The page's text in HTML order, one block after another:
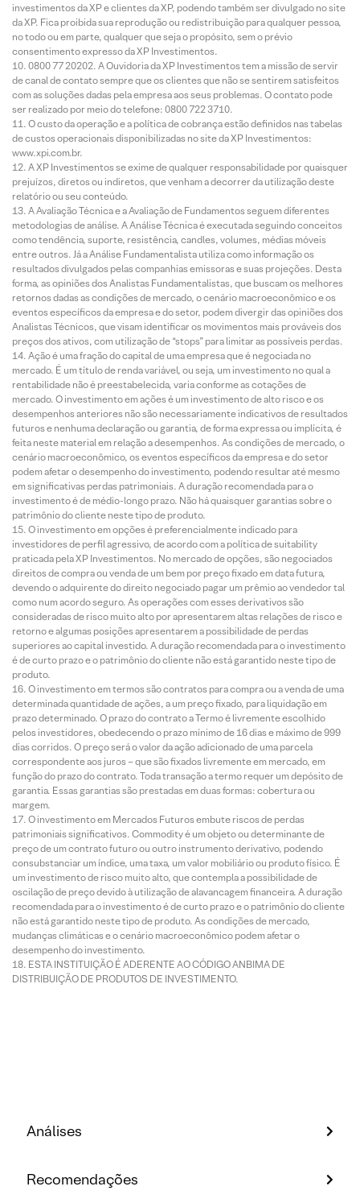
investimentos da XP e clientes da XP, podendo também ser divulgado no site
da XP. Fica proibida sua reprodução ou redistribuição para qualquer pessoa,
no todo ou em parte, qualquer que seja o propósito, sem o prévio
consentimento expresso da XP Investimentos.
0800 77 20202. A Ouvidoria da XP Investimentos tem a missão de servir
de canal de contato sempre que os clientes que não se sentirem satisfeitos
com as soluções dadas pela empresa aos seus problemas. O contato pode
ser realizado por meio do telefone: 0800 722 3710.
O custo da operação e a política de cobrança estão definidos nas tabelas
de custos operacionais disponibilizadas no site da XP Investimentos:
www.xpi.com.br.
A XP Investimentos se exime de qualquer responsabilidade por quaisquer
prejuízos, diretos ou indiretos, que venham a decorrer da utilização deste
relatório ou seu conteúdo.
A Avaliação Técnica e a Avaliação de Fundamentos seguem diferentes
metodologias de análise. A Análise Técnica é executada seguindo conceitos
como tendência, suporte, resistência, candles, volumes, médias móveis
entre outros. Já a Análise Fundamentalista utiliza como informação os
resultados divulgados pelas companhias emissoras e suas projeções. Desta
forma, as opiniões dos Analistas Fundamentalistas, que buscam os melhores
retornos dadas as condições de mercado, o cenário macroeconômico e os
eventos específicos da empresa e do setor, podem divergir das opiniões dos
Analistas Técnicos, que visam identificar os movimentos mais prováveis dos
preços dos ativos, com utilização de “stops” para limitar as possíveis perdas.
Ação é uma fração do capital de uma empresa que é negociada no
mercado. É um título de renda variável, ou seja, um investimento no qual a
rentabilidade não é preestabelecida, varia conforme as cotações de
mercado. O investimento em ações é um investimento de alto risco e os
desempenhos anteriores não são necessariamente indicativos de resultados
futuros e nenhuma declaração ou garantia, de forma expressa ou implícita, é
feita neste material em relação a desempenhos. As condições de mercado, o
cenário macroeconômico, os eventos específicos da empresa e do setor
podem afetar o desempenho do investimento, podendo resultar até mesmo
em significativas perdas patrimoniais. A duração recomendada para o
investimento é de médio-longo prazo. Não há quaisquer garantias sobre o
patrimônio do cliente neste tipo de produto.
O investimento em opções é preferencialmente indicado para
investidores de perfil agressivo, de acordo com a política de suitability
praticada pela XP Investimentos. No mercado de opções, são negociados
direitos de compra ou venda de um bem por preço fixado em data futura,
devendo o adquirente do direito negociado pagar um prêmio ao vendedor tal
como num acordo seguro. As operações com esses derivativos são
consideradas de risco muito alto por apresentarem altas relações de risco e
retorno e algumas posições apresentarem a possibilidade de perdas
superiores ao capital investido. A duração recomendada para o investimento
é de curto prazo e o patrimônio do cliente não está garantido neste tipo de
produto.
O investimento em termos são contratos para compra ou a venda de uma
determinada quantidade de ações, a um preço fixado, para liquidação em
prazo determinado. O prazo do contrato a Termo é livremente escolhido
pelos investidores, obedecendo o prazo mínimo de 16 dias e máximo de 999
dias corridos. O preço será o valor da ação adicionado de uma parcela
correspondente aos juros – que são fixados livremente em mercado, em
função do prazo do contrato. Toda transação a termo requer um depósito de
garantia. Essas garantias são prestadas em duas formas: cobertura ou
margem.
O investimento em Mercados Futuros embute riscos de perdas
patrimoniais significativos. Commodity é um objeto ou determinante de
preço de um contrato futuro ou outro instrumento derivativo, podendo
consubstanciar um índice, uma taxa, um valor mobiliário ou produto físico. É
um investimento de risco muito alto, que contempla a possibilidade de
oscilação de preço devido à utilização de alavancagem financeira. A duração
recomendada para o investimento é de curto prazo e o patrimônio do cliente
não está garantido neste tipo de produto. As condições de mercado,
mudanças climáticas e o cenário macroeconômico podem afetar o
desempenho do investimento.
ESTA INSTITUIÇÃO É ADERENTE AO CÓDIGO ANBIMA DE
DISTRIBUIÇÃO DE PRODUTOS DE INVESTIMENTO.
Análises
Recomendações